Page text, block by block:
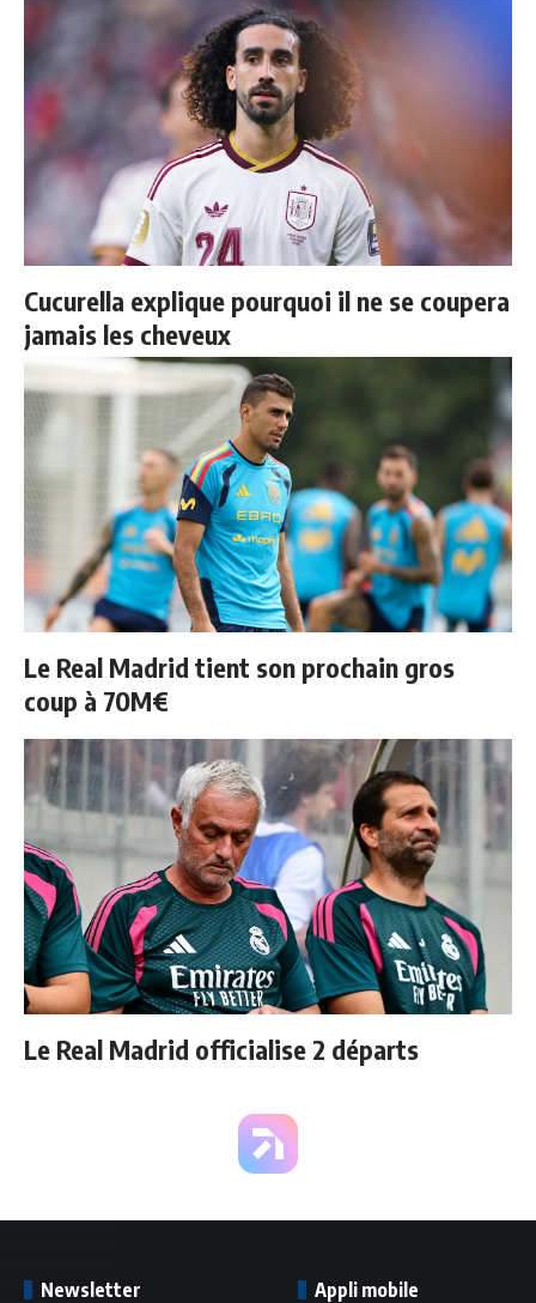
Cucurella explique pourquoi il ne se coupera
jamais les cheveux
Le Real Madrid tient son prochain gros
coup à 70M€
Le Real Madrid officialise 2 départs
Newsletter Appli mobile